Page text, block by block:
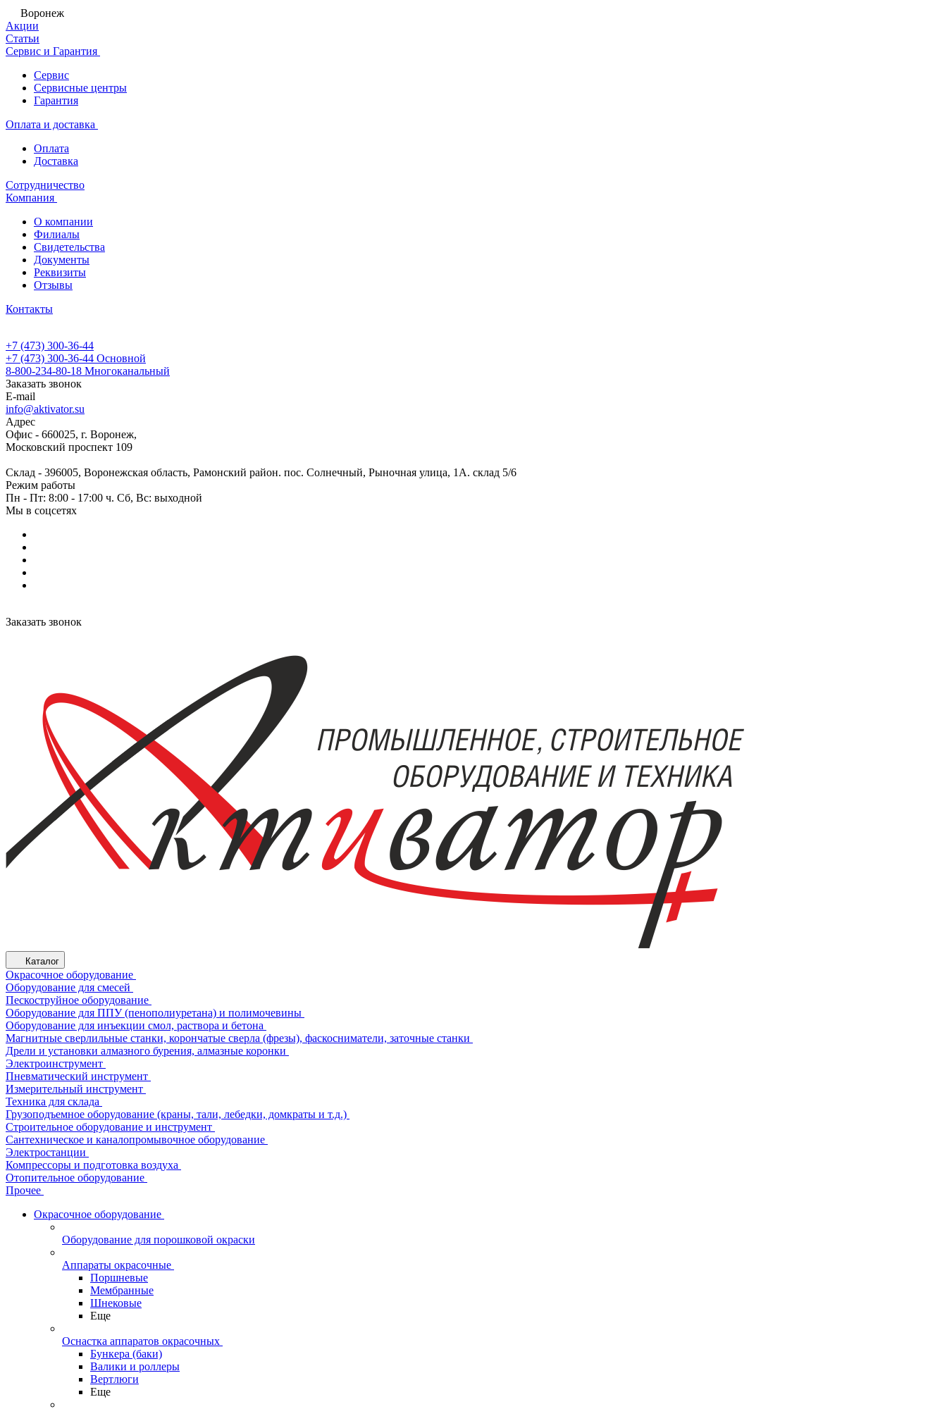
Воронеж
Акции
Статьи
Сервис и Гарантия
Сервис
Сервисные центры
Гарантия
Оплата и доставка
Оплата
Доставка
Сотрудничество
Компания
О компании
Филиалы
Свидетельства
Документы
Реквизиты
Отзывы
Контакты
+7 (473) 300-36-44
+7 (473) 300-36-44 Основной
8-800-234-80-18 Многоканальный
Заказать звонок
E-mail
info@aktivator.su
Адрес
Офис - 660025, г. Воронеж,
Московский проспект 109
Склад - 396005, Воронежская область, Рамонский район. пос. Солнечный, Рыночная улица, 1А. склад 5/6
Режим работы
Пн - Пт: 8:00 - 17:00 ч. Сб, Вс: выходной
Мы в соцсетях
Заказать звонок
Каталог
Окрасочное оборудование
Оборудование для смесей
Пескоструйное оборудование
Оборудование для ППУ (пенополиуретана) и полимочевины
Оборудование для инъекции смол, раствора и бетона
Магнитные сверлильные станки, корончатые сверла (фрезы), фаскосниматели, заточные станки
Дрели и установки алмазного бурения, алмазные коронки
Электроинструмент
Пневматический инструмент
Измерительный инструмент
Техника для склада
Грузоподъемное оборудование (краны, тали, лебедки, домкраты и т.д.)
Строительное оборудование и инструмент
Сантехническое и каналопромывочное оборудование
Электростанции
Компрессоры и подготовка воздуха
Отопительное оборудование
Прочее
Окрасочное оборудование
Оборудование для порошковой окраски
Аппараты окрасочные
Поршневые
Мембранные
Шнековые
Еще
Оснастка аппаратов окрасочных
Бункера (баки)
Валики и роллеры
Вертлюги
Еще